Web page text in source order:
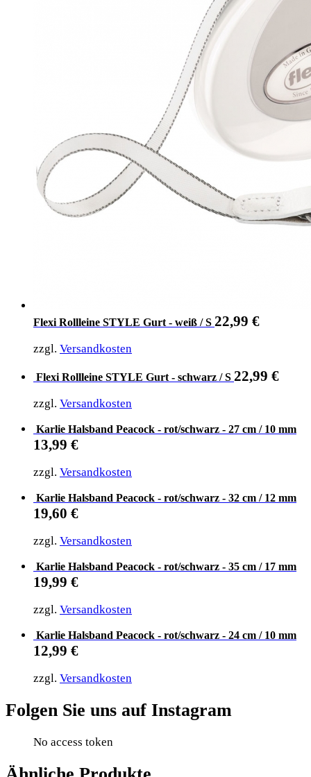
Flexi Rollleine STYLE Gurt - weiß / S 22,99 €
zzgl. Versandkosten
Flexi Rollleine STYLE Gurt - schwarz / S 22,99 €
zzgl. Versandkosten
Karlie Halsband Peacock - rot/schwarz - 27 cm / 10 mm
13,99 €
zzgl. Versandkosten
Karlie Halsband Peacock - rot/schwarz - 32 cm / 12 mm
19,60 €
zzgl. Versandkosten
Karlie Halsband Peacock - rot/schwarz - 35 cm / 17 mm
19,99 €
zzgl. Versandkosten
Karlie Halsband Peacock - rot/schwarz - 24 cm / 10 mm
12,99 €
zzgl. Versandkosten
Folgen Sie uns auf Instagram
No access token